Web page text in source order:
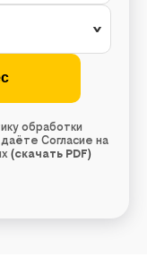
обработки
Согласие на
(скачать PDF)